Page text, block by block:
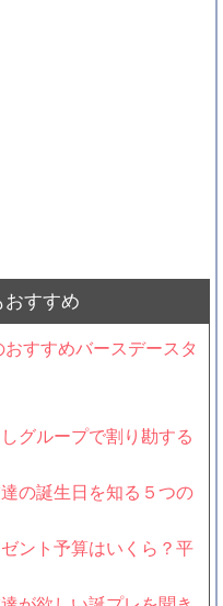
おすすめ
すすめバースデースタ
グループで割り勘する
の誕生日を知る５つの
ント予算はいくら？平